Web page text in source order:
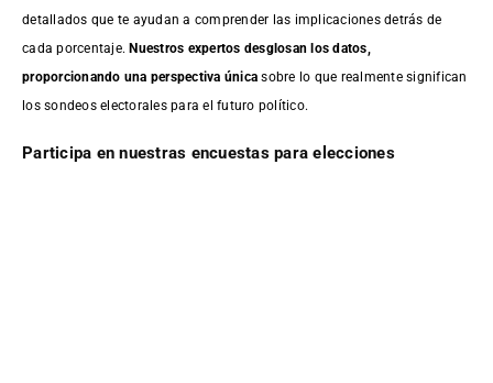
detallados que te ayudan a comprender las implicaciones detrás de
cada porcentaje.Nuestros expertos desglosan los datos,
proporcionando una perspectiva única sobre lo que realmente significan
los sondeos electorales para el futuro político.
Participa en nuestras encuestas para elecciones